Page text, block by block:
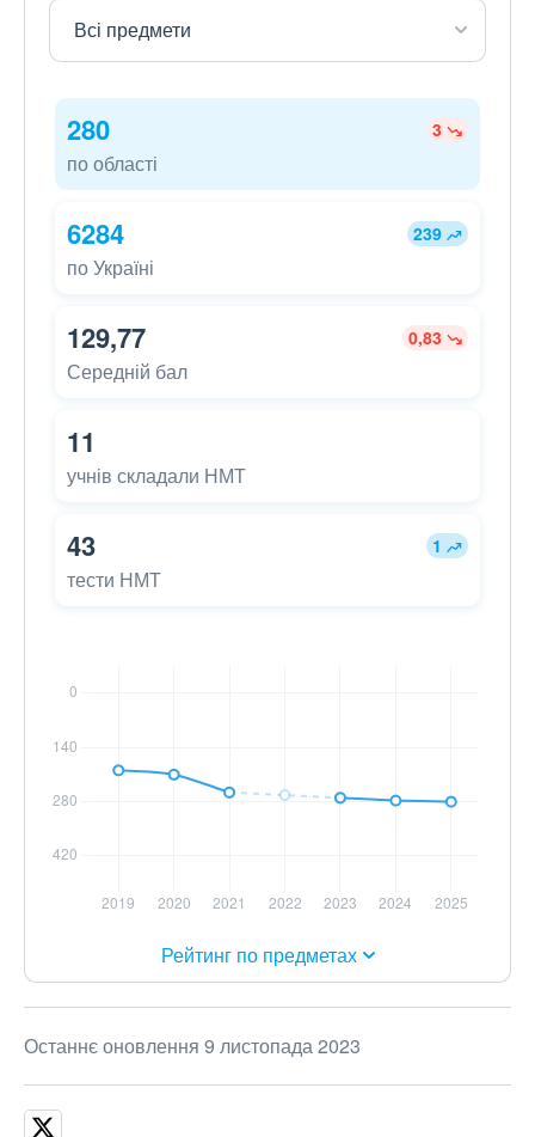
280 3
по області
6284 239
по Україні
129,77 0,83
Середній бал
11
учнів складали НМТ
43 1
тести НМТ
Рейтинг по предметах
Останнє оновлення 9 листопада 2023